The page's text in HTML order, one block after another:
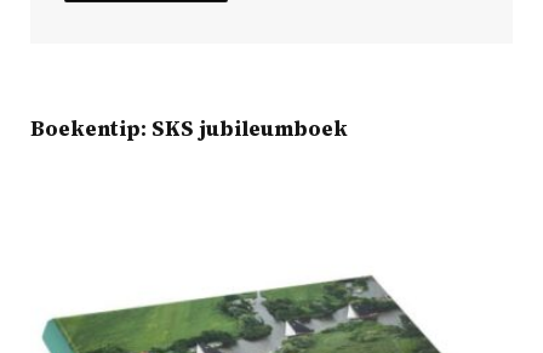
Boekentip: SKS jubileumboek